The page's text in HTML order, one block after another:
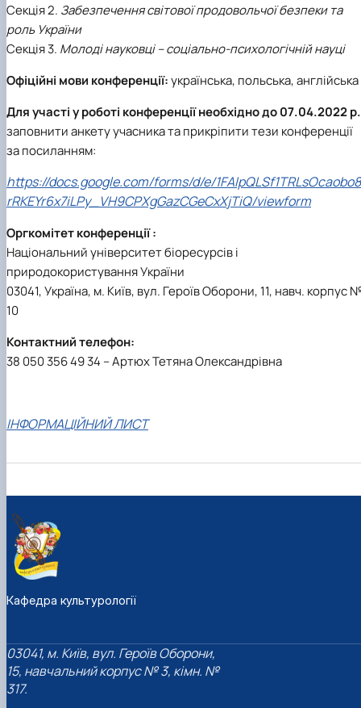
Секція 2. Забезпечення світової продовольчої безпеки та
роль України
Секція 3. Молоді науковці – соціально-психологічній науці
Офіційні мови конференції:українська, польська, англійська
Для участі у роботі конференції необхідно до 07.04.2022 р.
заповнити анкету учасника та прикріпити тези конференції
за посиланням:
https://docs.google.com/forms/d/e/
rRKEYr6x7iLPy_VH9CPXgGazCGeCxXjTiQ/viewform
Оргкомітет конференції :
Національний університет біоресурсів і
природокористування України
03041, Україна, м. Київ, вул. Героїв Оборони, 11, навч. корпус
10
Контактний телефон:
38 050 356 49 34 – Артюх Тетяна Олександрівна
ІНФОРМАЦІЙНИЙ ЛИСТ
Кафедра культурології
03041, м. Київ, вул. Героїв Оборони,
15, навчальний корпус № 3, кімн. №
317.